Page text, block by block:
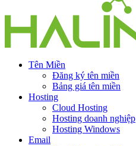
Tên Miền
Đăng ký tên miền
Bảng giá tên miền
Hosting
Cloud Hosting
Hosting doanh nghiệp
Hosting Windows
Email